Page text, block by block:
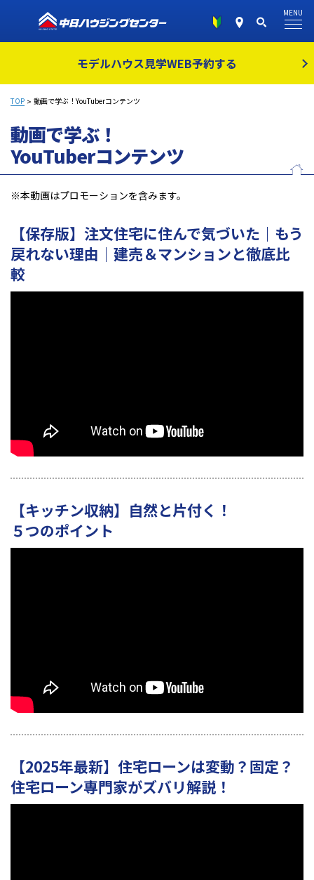
モデルハウス見学WEB予約する
MENU
TOP 動画で学ぶ！YouTuberコンテンツ
動画で学ぶ！
YouTuberコンテンツ
※本動画はプロモーションを含みます。
【保存版】注文住宅に住んで気づいた ｜もう
戻れない理由｜建売＆マンションと徹底比
較
【キッチン収納】自然と片付く！
５つのポイント
【2025年最新】住宅ローンは変動？固定？
住宅ローン専門家がズバリ解説！